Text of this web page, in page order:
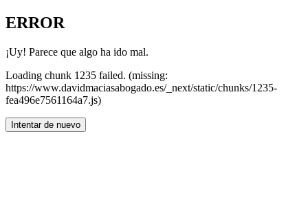
ERROR
¡Uy! Parece que algo ha ido mal.
Loading chunk 1235 failed. (missing:
https://www.davidmaciasabogado.es/_next/static/chunks/1235-
fea496e7561164a7.js)
Intentar de nuevo